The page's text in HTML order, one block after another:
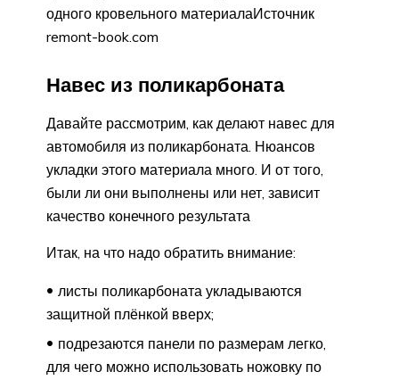
одного кровельного материалаИсточник
remont-book.com
Навес из поликарбоната
Давайте рассмотрим, как делают навес для
автомобиля из поликарбоната. Нюансов
укладки этого материала много. И от того,
были ли они выполнены или нет, зависит
качество конечного результата
Итак, на что надо обратить внимание:
листы поликарбоната укладываются
защитной плёнкой вверх;
подрезаются панели по размерам легко,
для чего можно использовать ножовку по